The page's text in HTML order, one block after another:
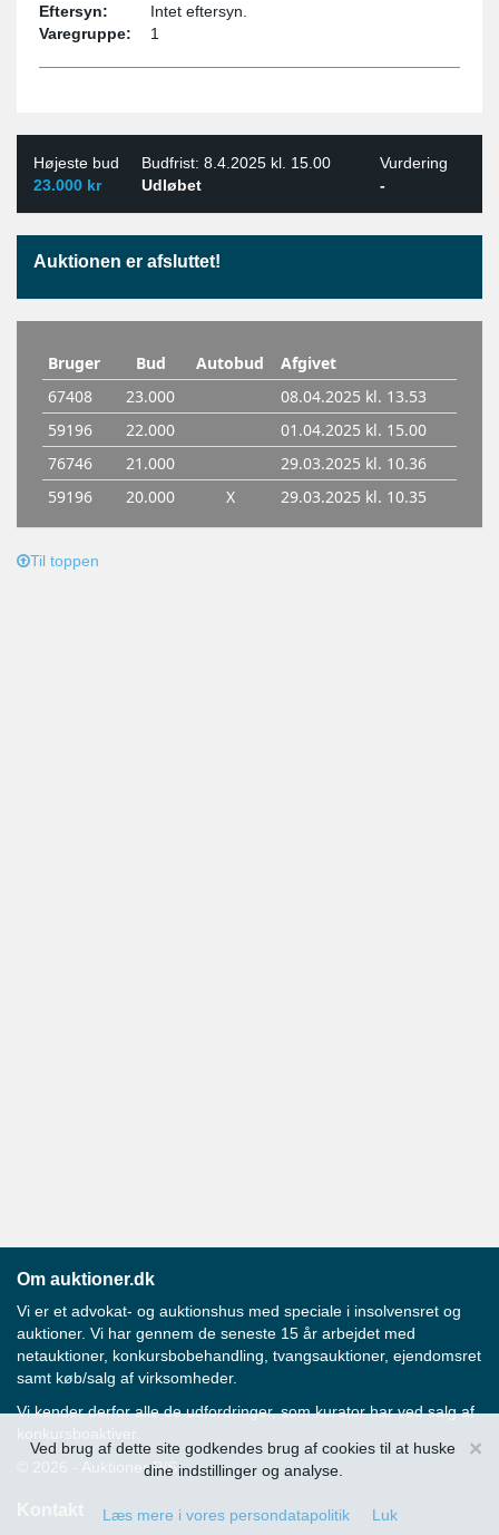
×
Ved brug af dette site godkendes brug af cookies til at huske
dine indstillinger og analyse.
Læs mere i vores persondatapolitik Luk
Eftersyn:
Intet eftersyn.
Varegruppe:
1
Højeste bud Budfrist: 8.4.2025 kl. 15.00
Vurdering
23.000 kr
Udløbet -
Auktionen er afsluttet!
Til toppen
Om auktioner.dk
Vi er et advokat- og auktionshus med speciale i insolvensret og
auktioner. Vi har gennem de seneste 15 år arbejdet med
netauktioner, konkursbobehandling, tvangsauktioner, ejendomsret
samt køb/salg af virksomheder.
Vi kender derfor alle de udfordringer, som kurator har ved salg af
konkursboaktiver.
© 2026 - Auktioner P/S
Kontakt